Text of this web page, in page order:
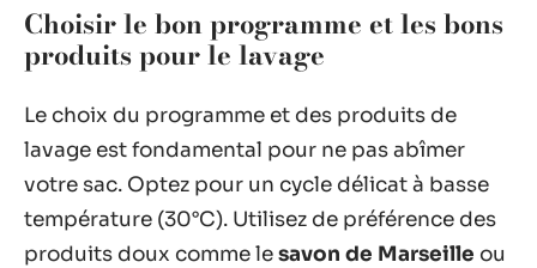
Choisir le bon programme et les bons
produits pour le lavage
Le choix du programme et des produits de
lavage est fondamental pour ne pas abîmer
votre sac. Optez pour un cycle délicat à basse
température (30°C). Utilisez de préférence des
produits doux comme lesavon de Marseille ou